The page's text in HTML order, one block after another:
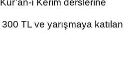
TL ve yarışmaya katılan